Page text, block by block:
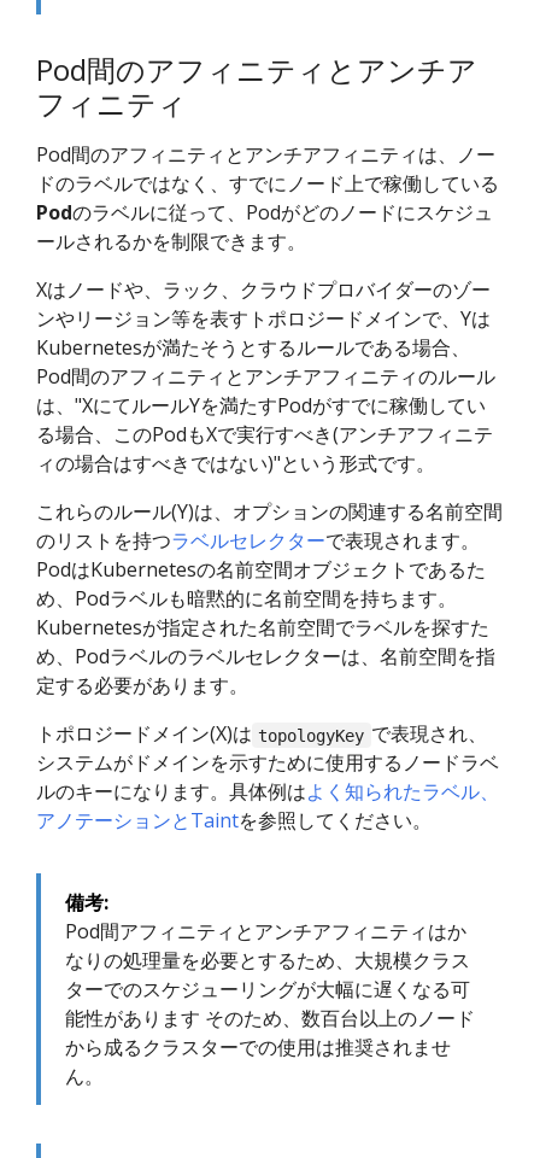
Pod間のアフィニティとアンチア
フィニティ
Pod間のアフィニティとアンチアフィニティは、ノー
ドのラベルではなく、すでにノード上で稼働している
Podのラベルに従って、Podがどのノードにスケジュ
ールされるかを制限できます。
Xはノードや、ラック、クラウドプロバイダーのゾー
ンやリージョン等を表すトポロジードメインで、Yは
Kubernetesが満たそうとするルールである場合、
Pod間のアフィニティとアンチアフィニティのルール
は、"XにてルールYを満たすPodがすでに稼働してい
る場合、このPodもXで実行すべき(アンチアフィニテ
ィの場合はすべきではない)"という形式です。
これらのルール(Y)は、オプションの関連する名前空間
のリストを持つラベルセレクターで表現されます。
PodはKubernetesの名前空間オブジェクトであるた
め、Podラベルも暗黙的に名前空間を持ちます。
Kubernetesが指定された名前空間でラベルを探すた
め、Podラベルのラベルセレクターは、名前空間を指
定する必要があります。
トポロジードメイン(X)は topologyKey で表現され、
システムがドメインを示すために使用するノードラベ
ルのキーになります。具体例はよく知られたラベル、
アノテーションとTaintを参照してください。
備考:
Pod間アフィニティとアンチアフィニティはか
なりの処理量を必要とするため、大規模クラス
ターでのスケジューリングが大幅に遅くなる可
能性があります そのため、数百台以上のノード
から成るクラスターでの使用は推奨されませ
ん。